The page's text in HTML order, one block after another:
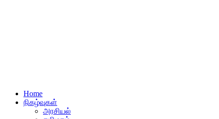
Home
நிகழ்வுகள்
அரசியல்